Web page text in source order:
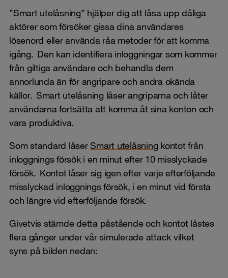
”Smart utelåsning” hjälper dig att låsa upp dåliga
aktörer som försöker gissa dina användares
lösenord eller använda råa metoder för att komma
igång. Den kan identifiera inloggningar som kommer
från giltiga användare och behandla dem
annorlunda än för angripare och andra okända
källor. Smart utelåsning låser angriparna och låter
användarna fortsätta att komma åt sina konton och
vara produktiva.
Som standard låserSmart utelåsningkontot från
inloggnings försök i en minut efter 10 misslyckade
försök. Kontot låser sig igen efter varje efterföljande
misslyckad inloggnings försök, i en minut vid första
och längre vid efterföljande försök.
Givetvis stämde detta påstående och kontot låstes
flera gånger under vår simulerade attack vilket
syns på bilden nedan: